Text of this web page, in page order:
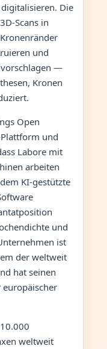
Die
Scans in
und
vorschlagen —
Kronen
Open
und
Labore mit
arbeiten
KI-gestützte
und
ist
der weltweit
hat seinen
europäischer
weltweit